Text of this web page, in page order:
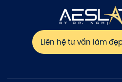
Liên hệ tư vấn làm